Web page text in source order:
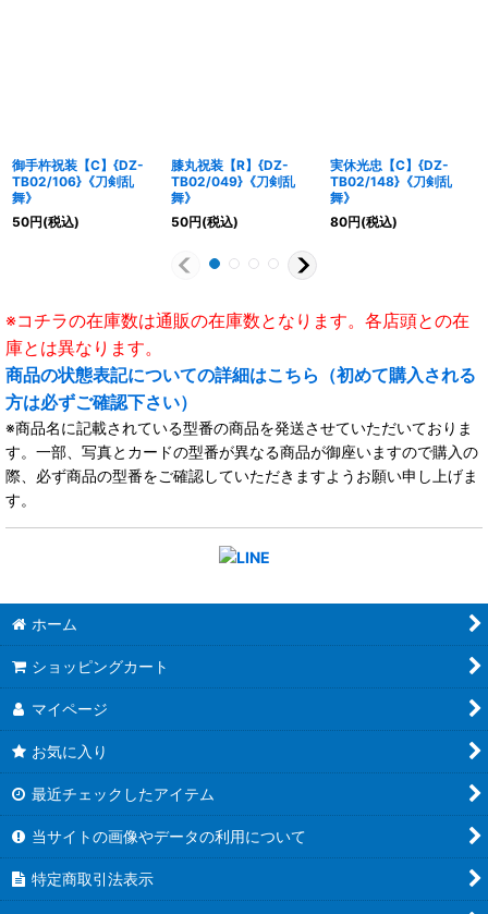
御手杵祝装【C】{DZ-
TB02/106}《刀剣乱
舞》
50円(税込)
膝丸祝装【R】{DZ-
TB02/049}《刀剣乱
舞》
50円(税込)
実休光忠【C】{DZ-
TB02/148}《刀剣乱
舞》
80円(税込)
※コチラの在庫数は通販の在庫数となります。各店頭との在
庫とは異なります。
商品の状態表記についての詳細はこちら（初めて購入される
方は必ずご確認下さい）
※商品名に記載されている型番の商品を発送させていただいておりま
す。一部、写真とカードの型番が異なる商品が御座いますので購入の
際、必ず商品の型番をご確認していただきますようお願い申し上げま
す。
ホーム
ショッピングカート
マイページ
お気に入り
最近チェックしたアイテム
当サイトの画像やデータの利用について
特定商取引法表示